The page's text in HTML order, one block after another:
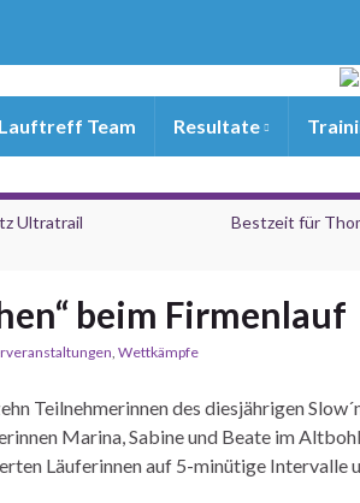
Team Resultate
Ultratrail Bestzeit für
beim Firmenlauf
Wettkämpfe
Teilnehmerinnen des diesjährigen
Marina, Sabine und Beate im
Läuferinnen auf 5-minütige Intervalle